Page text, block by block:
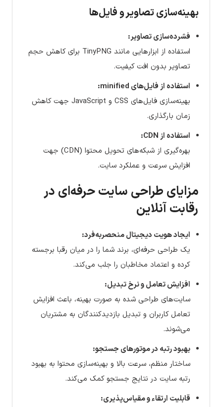
بهینه‌سازی تصاویر و فایل‌ها
فشرده‌سازی تصاویر:
استفاده از ابزارهایی مانند TinyPNG برای کاهش حجم
تصاویر بدون افت کیفیت.
استفاده از فایل‌های minified:
بهینه‌سازی فایل‌های CSS و JavaScript جهت کاهش
زمان بارگذاری.
استفاده از CDN:
بهره‌گیری از شبکه‌های تحویل محتوا (CDN) جهت
افزایش سرعت و عملکرد سایت.
مزایای طراحی سایت حرفه‌ای در
رقابت آنلاین
ایجاد هویت دیجیتال منحصربه‌فرد:
یک طراحی حرفه‌ای، برند شما را در میان رقبا برجسته
کرده و اعتماد مخاطبان را جلب می‌کند.
افزایش تعامل و نرخ تبدیل:
سایت‌های طراحی شده به صورت بهینه، باعث افزایش
تعامل کاربران و تبدیل بازدیدکنندگان به مشتریان
می‌شوند.
بهبود رتبه در موتورهای جستجو:
ساختار منظم، سرعت بالا و بهینه‌سازی محتوا به بهبود
رتبه سایت در نتایج جستجو کمک می‌کند.
قابلیت ارتقاء و مقیاس‌پذیری: